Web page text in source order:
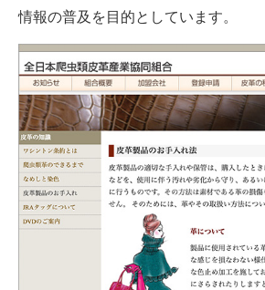
情報の普及を目的としています。